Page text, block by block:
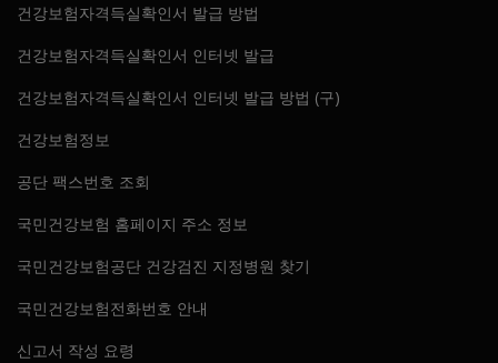
건강보험자격득실확인서 발급 방법
건강보험자격득실확인서 인터넷 발급
건강보험자격득실확인서 인터넷 발급 방법 (구)
건강보험정보
공단 팩스번호 조회
국민건강보험 홈페이지 주소 정보
국민건강보험공단 건강검진 지정병원 찾기
국민건강보험전화번호 안내
신고서 작성 요령